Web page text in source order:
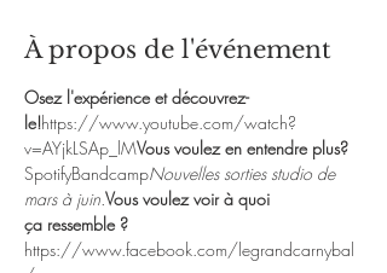
À propos de l'événement
Osez l'expérience et découvrez-
le!https://www.youtube.com/watch?
v=AYjkLSAp_lMVous voulez en entendre plus?
SpotifyBandcampNouvelles sorties studio de
mars à juin.Vous voulez voir à quoi
ça ressemble ?
https://www.facebook.com/legrandcarnybal